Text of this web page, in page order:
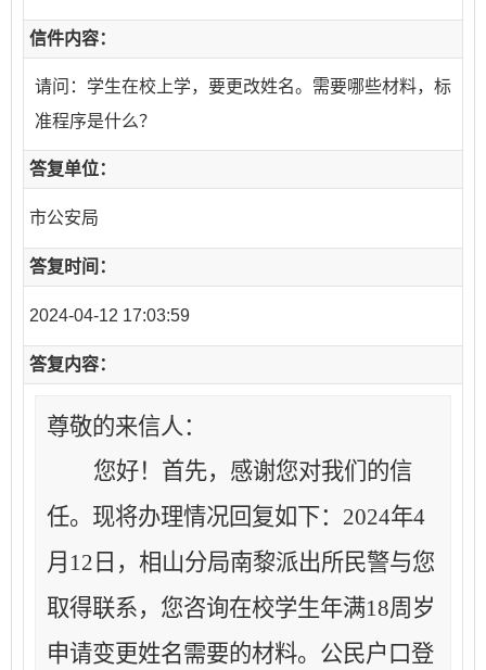
信件内容：
请问：学生在校上学，要更改姓名。需要哪些材料，标
准程序是什么？
答复单位：
市公安局
答复时间：
2024-04-12 17:03:59
答复内容：
尊敬的来信人：
您好！首先，感谢您对我们的信
任。现将办理情况回复如下： 2024年4
月12日， 相山分局南黎派出所民警与您
取得联系，您咨询在校学生年满18周岁
申请变更姓名需要的材料。公民户口登